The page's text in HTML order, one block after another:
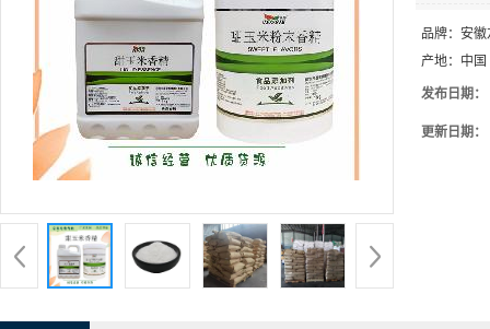
品牌： 安徽
产地： 中国
发布日期：
更新日期：